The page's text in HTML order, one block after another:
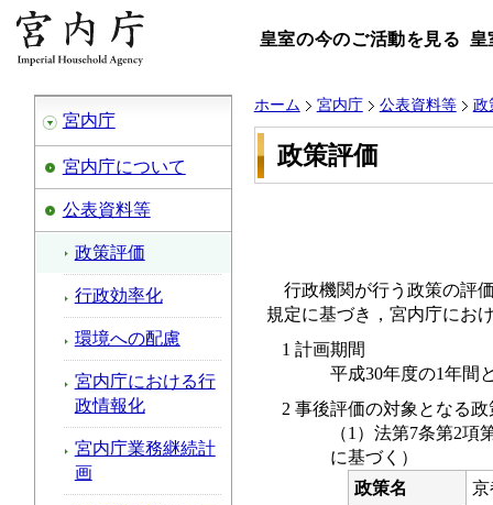
皇室の今のご活動を見る 皇
宮内庁
宮内庁について
公表資料等
政策評価
行政効率化
環境への配慮
宮内庁における行
政情報化
宮内庁業務継続計
画
ホーム 宮内庁 公表資料等 政
政策評価
行政機関が行う政策の評
規定に基づき，宮内庁にお
1 計画期間
平成30年度の1年間
2 事後評価の対象となる政
（1）法第7条第2
に基づく）
政策名
京